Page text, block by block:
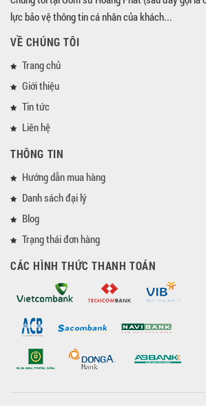
lực bảo vệ thông tin cá nhân của khách...
VỀ CHÚNG TÔI
Trang chủ
Giới thiệu
Tin tức
Liên hệ
THÔNG TIN
Hướng dẫn mua hàng
Danh sách đại lý
Blog
Trạng thái đơn hàng
CÁC HÌNH THỨC THANH TOÁN